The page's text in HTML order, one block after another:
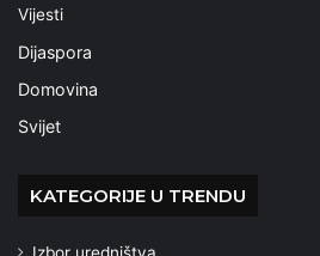
Vijesti
Dijaspora
Domovina
Svijet
KATEGORIJE U TRENDU
Izbor uredništva